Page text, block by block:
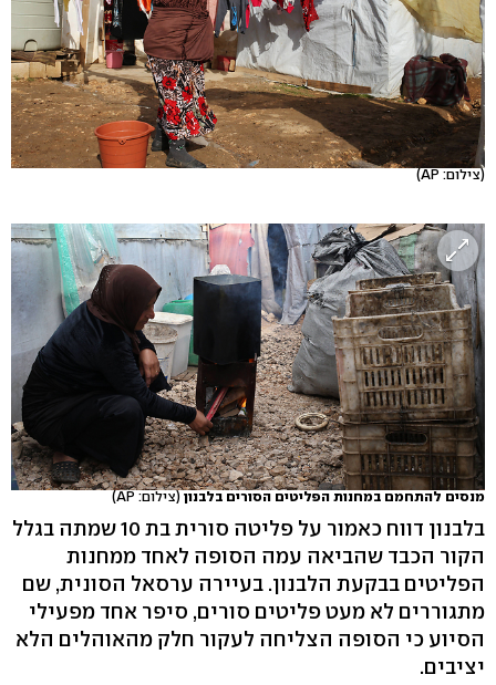
(צילום: AP)
מנסים להתחמם במחנות הפליטים הסורים בלבנון (צילום: AP)
בלבנון דווח כאמור על פליטה סורית בת 10 שמתה בגלל
הקור הכבד שהביאה עמה הסופה לאחד ממחנות
הפליטים בבקעת הלבנון. בעיירה ערסאל הסונית, שם
מתגוררים לא מעט פליטים סורים, סיפר אחד מפעילי
הסיוע כי הסופה הצליחה לעקור חלק מהאוהלים הלא
יציבים.